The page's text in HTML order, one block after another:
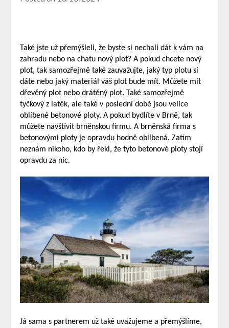
Také jste už přemýšleli, že byste si nechali dát k vám na
zahradu nebo na chatu nový plot? A pokud chcete nový
plot, tak samozřejmě také zauvažujte, jaký typ plotu si
dáte nebo jaký materiál váš plot bude mít. Můžete mít
dřevěný plot nebo drátěný plot. Také samozřejmě
tyčkový z latěk, ale také v poslední době jsou velice
oblíbené betonové ploty. A pokud bydlíte v Brně, tak
můžete navštívit brněnskou firmu. A brněnská firma s
betonovými ploty je opravdu hodně oblíbená. Zatím
neznám nikoho, kdo by řekl, že tyto betonové ploty stojí
opravdu za nic.
Já sama s partnerem už také uvažujeme a přemýšlíme,